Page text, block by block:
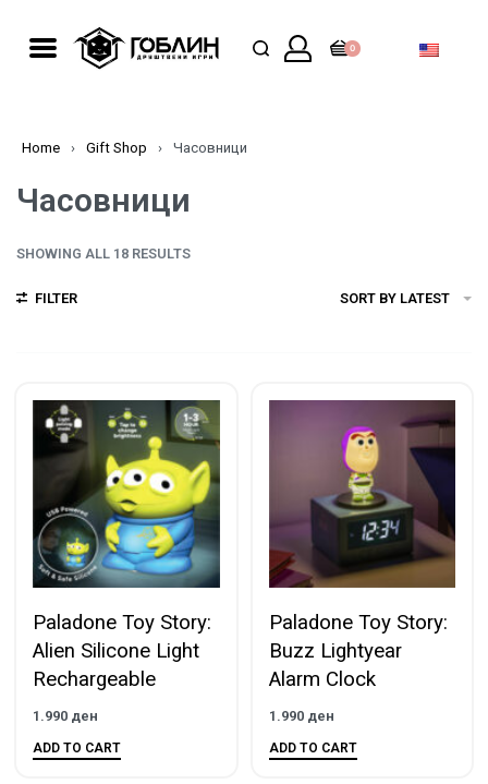
0
Home › Gift Shop › Часовници
Часовници
SHOWING ALL 18 RESULTS
FILTER SORT BY LATEST
Paladone Toy Story:
Alien Silicone Light
Rechargeable
1.990 ден
ADD TO CART
Paladone Toy Story:
Buzz Lightyear
Alarm Clock
1.990 ден
ADD TO CART